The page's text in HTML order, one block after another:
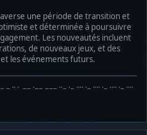
une période de transition et
et déterminée à poursuivre
Les nouveautés incluent
de nouveaux jeux, et des
les événements futurs.
− ·· · −− ·−− −−− ··− ·− ···· ·− ···· ·− ···· ·− ····